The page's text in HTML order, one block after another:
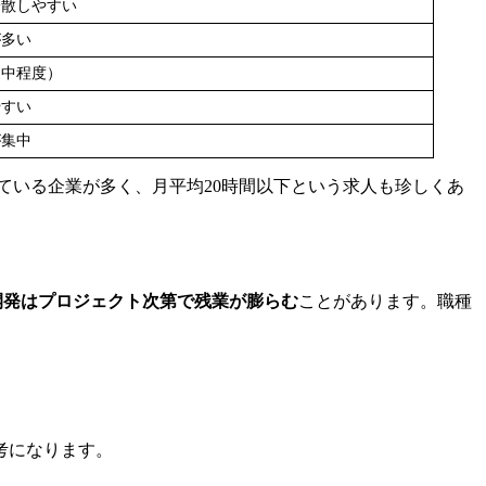
しやすい
い
程度）
い
中
る企業が多く、月平均20時間以下という求人も珍しくあ
はプロジェクト次第で残業が膨らむことがあります。職種
になります。